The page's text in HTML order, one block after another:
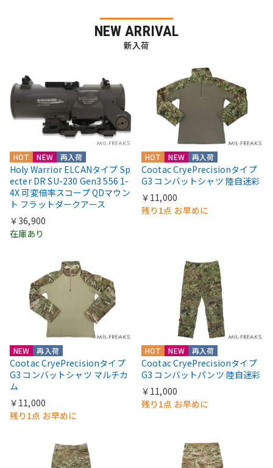
NEW ARRIVAL
新入荷
HOT NEW 再入荷
Holy Warrior ELCANタイプ Sp
ecter DR SU-230 Gen3 556 1-
4X 可変倍率スコープ QDマウン
ト フラットダークアース
￥36,900
在庫あり
HOT NEW 再入荷
Cootac CryePrecisionタイプ
G3 コンバットシャツ 陸自迷彩
￥11,000
残り1点 お早めに
NEW 再入荷
Cootac CryePrecisionタイプ
G3 コンバットシャツ マルチカ
ム
￥11,000
残り1点 お早めに
HOT NEW 再入荷
Cootac CryePrecisionタイプ
G3 コンバットパンツ 陸自迷彩
￥11,000
残り1点 お早めに